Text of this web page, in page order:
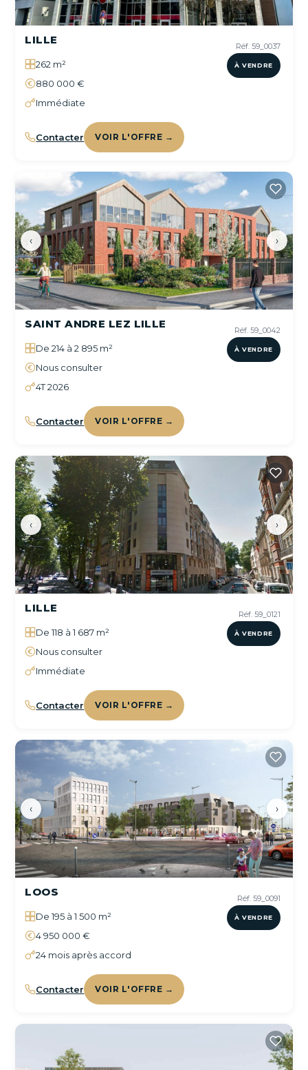
Réf. 59_0037
À VENDRE
LILLE
262 m²
880 000 €
Immédiate
Contacter VOIR L'OFFRE →
‹ ›
Réf. 59_0042
À VENDRE
SAINT ANDRE LEZ LILLE
De 214 à 2 895 m²
Nous consulter
4T 2026
Contacter VOIR L'OFFRE →
‹ ›
Réf. 59_0121
À VENDRE
LILLE
De 118 à 1 687 m²
Nous consulter
Immédiate
Contacter VOIR L'OFFRE →
‹ ›
Réf. 59_0091
À VENDRE
LOOS
De 195 à 1 500 m²
4 950 000 €
24 mois après accord
Contacter VOIR L'OFFRE →